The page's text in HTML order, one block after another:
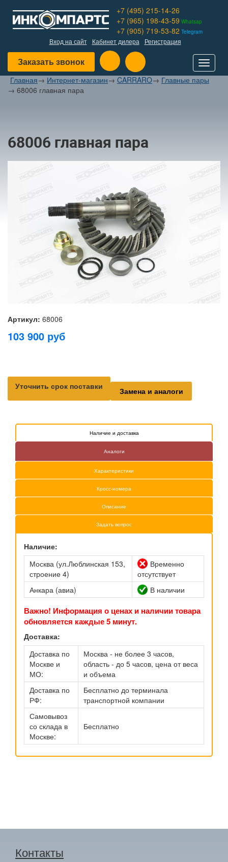
+7 (495) 215-14-26
+7 (965) 198-43-59 Whatsap
+7 (905) 719-53-82 Telegram
Вход на сайт Кабинет дилера Регистрация
Заказать звонок
Toggle
Главная→ Интернет-магазин→ CARRARO→ Главные пары
→ 68006 главная пара
68006 главная пара
Артикул: 68006
103 900 руб
Уточнить срок поставки Замена и аналоги
Наличие и доставка
Аналоги
Характеристики
Кросс-номера
Описание
Задать вопрос
Наличие:
Москва (ул.Люблинская 153,
строение 4)
Временно
отсутствует
Анкара (авиа)
В наличии
Важно! Информация о ценах и наличии товара
обновляется каждые 5 минут.
Доставка:
Доставка по
Москве и
МО:
Москва - не более 3 часов,
область - до 5 часов, цена от веса
и объема
Доставка по
РФ:
Бесплатно до терминала
транспортной компании
Самовывоз
со склада в
Москве:
Бесплатно
Контакты